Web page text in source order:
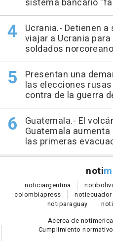
sistema bancario
Ucrania.- Detienen
viajar a Ucrania
soldados
Presentan una
las elecciones
contra de la guerra
Guatemala.- El
Guatemala
las primeras
noti
noticiargentina noti
colombiapress notiecuador
notiparaguay noti
Acerca de
Cumplimiento normativo